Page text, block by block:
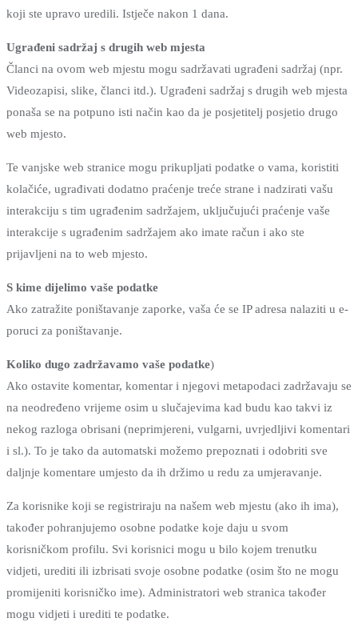
koji ste upravo uredili. Istječe nakon 1 dana.
Ugrađeni sadržaj s drugih web mjesta
Članci na ovom web mjestu mogu sadržavati ugrađeni sadržaj (npr.
Videozapisi, slike, članci itd.). Ugrađeni sadržaj s drugih web mjesta
ponaša se na potpuno isti način kao da je posjetitelj posjetio drugo
web mjesto.
Te vanjske web stranice mogu prikupljati podatke o vama, koristiti
kolačiće, ugrađivati ​​dodatno praćenje treće strane i nadzirati vašu
interakciju s tim ugrađenim sadržajem, uključujući praćenje vaše
interakcije s ugrađenim sadržajem ako imate račun i ako ste
prijavljeni na to web mjesto.
S kime dijelimo vaše podatke
Ako zatražite poništavanje zaporke, vaša će se IP adresa nalaziti u e-
poruci za poništavanje.
Koliko dugo zadržavamo vaše podatke)
Ako ostavite komentar, komentar i njegovi metapodaci zadržavaju se
na neodređeno vrijeme osim u slučajevima kad budu kao takvi iz
nekog razloga obrisani (neprimjereni, vulgarni, uvrjedljivi komentari
i sl.). To je tako da automatski možemo prepoznati i odobriti sve
daljnje komentare umjesto da ih držimo u redu za umjeravanje.
Za korisnike koji se registriraju na našem web mjestu (ako ih ima),
također pohranjujemo osobne podatke koje daju u svom
korisničkom profilu. Svi korisnici mogu u bilo kojem trenutku
vidjeti, urediti ili izbrisati svoje osobne podatke (osim što ne mogu
promijeniti korisničko ime). Administratori web stranica također
mogu vidjeti i urediti te podatke.